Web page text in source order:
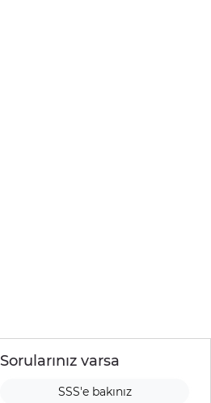
Sorularınız varsa
SSS'e bakınız